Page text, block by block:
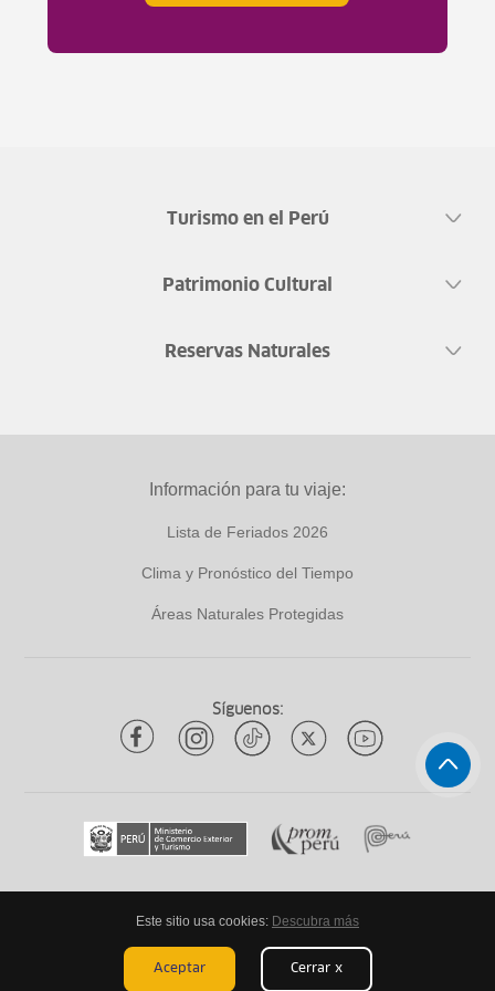
Turismo en el Perú
Patrimonio Cultural
Reservas Naturales
Información para tu viaje:
Lista de Feriados 2026
Clima y Pronóstico del Tiempo
Áreas Naturales Protegidas
Síguenos:
Todos los derechos reservadosytuqueplanes 2026
Este sitio usa cookies: Descubra más
Aceptar Cerrar x